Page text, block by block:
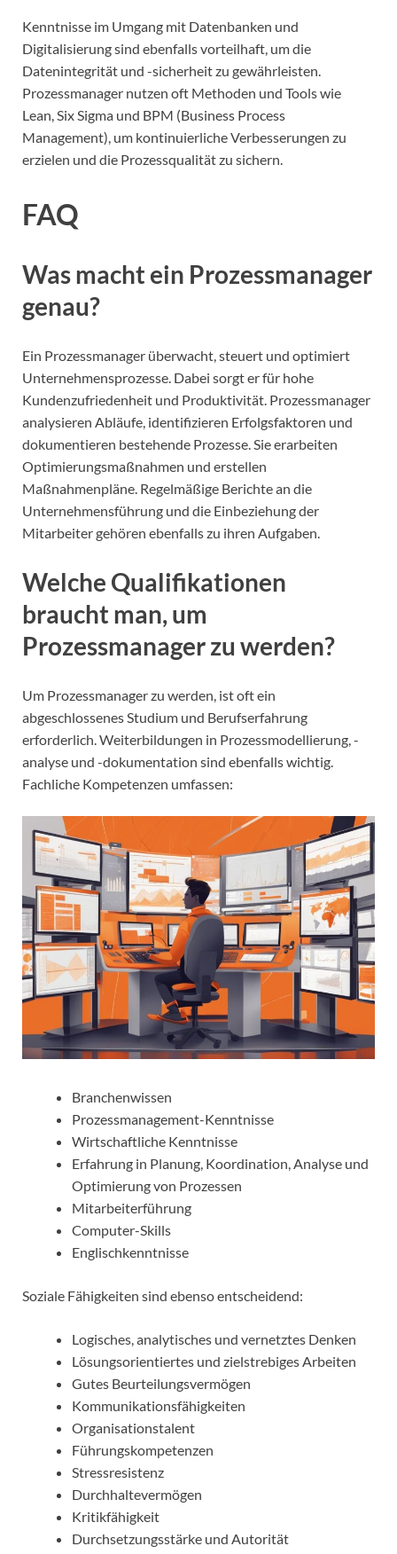
Kenntnisse im Umgang mit Datenbanken und
Digitalisierung sind ebenfalls vorteilhaft, um die
Datenintegrität und -sicherheit zu gewährleisten.
Prozessmanager nutzen oft Methoden und Tools wie
Lean, Six Sigma und BPM (Business Process
Management), um kontinuierliche Verbesserungen zu
erzielen und die Prozessqualität zu sichern.
FAQ
Was macht ein Prozessmanager
genau?
Ein Prozessmanager überwacht, steuert und optimiert
Unternehmensprozesse. Dabei sorgt er für hohe
Kundenzufriedenheit und Produktivität. Prozessmanager
analysieren Abläufe, identifizieren Erfolgsfaktoren und
dokumentieren bestehende Prozesse. Sie erarbeiten
Optimierungsmaßnahmen und erstellen
Maßnahmenpläne. Regelmäßige Berichte an die
Unternehmensführung und die Einbeziehung der
Mitarbeiter gehören ebenfalls zu ihren Aufgaben.
Welche Qualifikationen
braucht man, um
Prozessmanager zu werden?
Um Prozessmanager zu werden, ist oft ein
abgeschlossenes Studium und Berufserfahrung
erforderlich. Weiterbildungen in Prozessmodellierung, -
analyse und -dokumentation sind ebenfalls wichtig.
Fachliche Kompetenzen umfassen:
Branchenwissen
Prozessmanagement-Kenntnisse
Wirtschaftliche Kenntnisse
Erfahrung in Planung, Koordination, Analyse und
Optimierung von Prozessen
Mitarbeiterführung
Computer-Skills
Englischkenntnisse
Soziale Fähigkeiten sind ebenso entscheidend:
Logisches, analytisches und vernetztes Denken
Lösungsorientiertes und zielstrebiges Arbeiten
Gutes Beurteilungsvermögen
Kommunikationsfähigkeiten
Organisationstalent
Führungskompetenzen
Stressresistenz
Durchhaltevermögen
Kritikfähigkeit
Durchsetzungsstärke und Autorität